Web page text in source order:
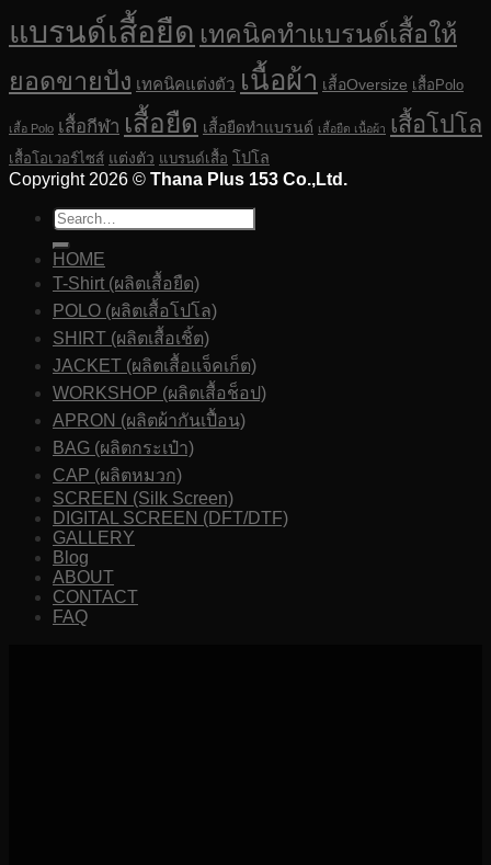
แบรนด์เสื้อยืด เทคนิคทำแบรนด์เสื้อให้
ยอดขายปัง เทคนิคแต่งตัว เนื้อผ้า เสื้อOversize เสื้อPolo
เสื้อ Polo เสื้อกีฬา เสื้อยืด เสื้อยืดทำแบรนด์ เสื้อยืด เนื้อผ้า เสื้อโปโล
เสื้อโอเวอร์ไซส์ แต่งตัว แบรนด์เสื้อ โปโล
Copyright 2026 © Thana Plus 153 Co.,Ltd.
HOME
T-Shirt (ผลิตเสื้อยืด)
POLO (ผลิตเสื้อโปโล)
SHIRT (ผลิตเสื้อเชิ้ต)
JACKET (ผลิตเสื้อแจ็คเก็ต)
WORKSHOP (ผลิตเสื้อช็อป)
APRON (ผลิตผ้ากันเปื้อน)
BAG (ผลิตกระเป๋า)
CAP (ผลิตหมวก)
SCREEN (Silk Screen)
DIGITAL SCREEN (DFT/DTF)
GALLERY
Blog
ABOUT
CONTACT
FAQ